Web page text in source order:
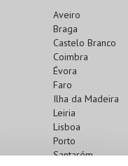
Aveiro
Braga
Castelo Branco
Coimbra
Évora
Faro
Ilha da Madeira
Leiria
Lisboa
Porto
Santarém